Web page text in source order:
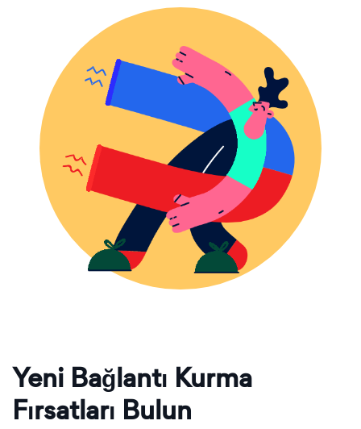
Yeni Bağlantı Kurma
Fırsatları Bulun